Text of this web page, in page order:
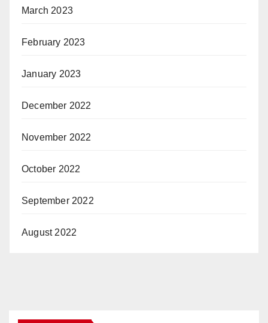
March 2023
February 2023
January 2023
December 2022
November 2022
October 2022
September 2022
August 2022